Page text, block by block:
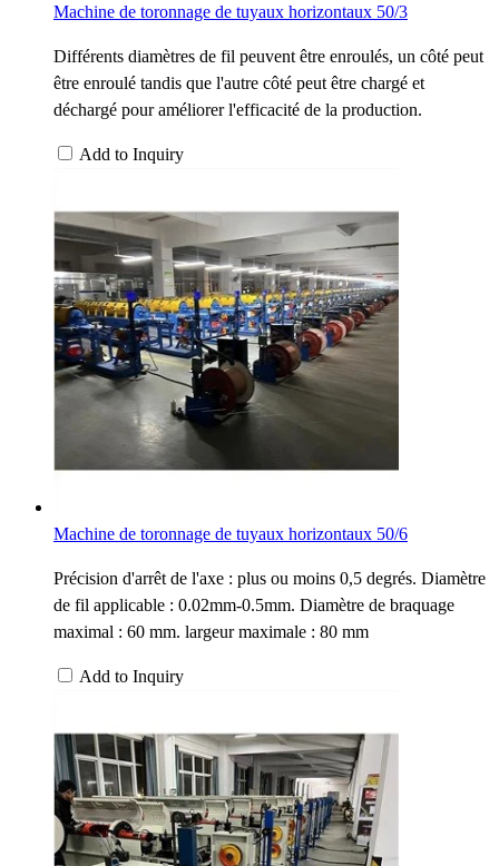
Machine de toronnage de tuyaux horizontaux 50/3
Différents diamètres de fil peuvent être enroulés, un côté peut
être enroulé tandis que l'autre côté peut être chargé et
déchargé pour améliorer l'efficacité de la production.
Add to Inquiry
Machine de toronnage de tuyaux horizontaux 50/6
Précision d'arrêt de l'axe : plus ou moins 0,5 degrés. Diamètre
de fil applicable : 0.02mm-0.5mm. Diamètre de braquage
maximal : 60 mm. largeur maximale : 80 mm
Add to Inquiry